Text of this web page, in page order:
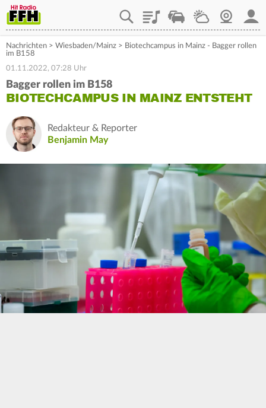
PlaylistStaupilotWetterWebcam
Nachrichten > Wiesbaden/Mainz > Biotechcampus in Mainz - Bagger rollen
im B158
01.11.2022, 07:28 Uhr
Bagger rollen im B158
BIOTECHCAMPUS IN MAINZ ENTSTEHT
Redakteur & Reporter
Benjamin May